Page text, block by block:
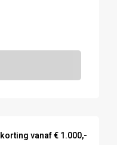
korting vanaf € 1.000,-